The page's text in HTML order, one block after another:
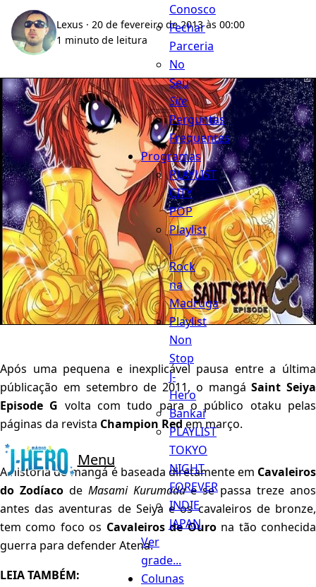
Menu
Conosco
Fechar
Parceria
No
Seu
Site
Perguntas
Frequentes
Programas
PLAYLIST
CITY
POP
Playlist
J
Rock
na
Madruga
Playlist
Non
Stop
J-
Hero
Bankai
PLAYLIST
TOKYO
NIGHT
FOREVER
INDIE
JAPAN
Ver
grade...
Colunas
Lexus · 20 de fevereiro de 2013 às 00:00
1 minuto de leitura
Após uma pequena e inexplicável pausa entre a última
públicação em setembro de 2011, o mangáSaint Seiya
Episode G volta com tudo para o público otaku pelas
páginas da revista Champion Redem março.
A história do mangá é baseada diretamente em Cavaleiros
do ZodíacodeMasami Kurumadae se passa treze anos
antes das aventuras de Seiya e os cavaleiros de bronze,
tem como foco os Cavaleiros de Ouro na tão conhecida
guerra para defender Atena.
LEIA TAMBÉM: